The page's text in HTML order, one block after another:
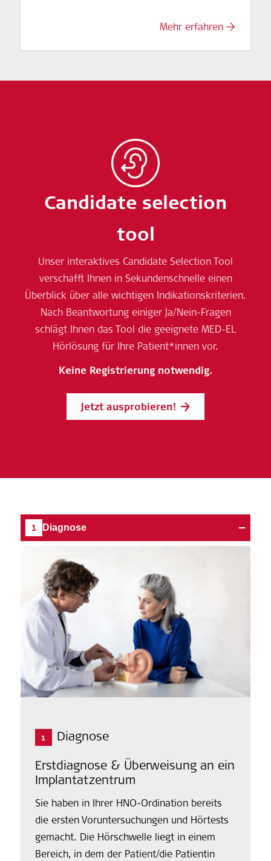
Mehr erfahren
Candidate selection
tool
Unser interaktives Candidate Selection Tool
verschafft Ihnen in Sekundenschnelle einen
Überblick über alle wichtigen Indikationskriterien.
Nach Beantwortung einiger Ja/Nein-Fragen
schlägt Ihnen das Tool die geeignete MED-EL
Hörlösung für Ihre Patient*innen vor.
Keine Registrierung notwendig.
Jetzt ausprobieren!
1 Diagnose −
1
Diagnose
Erstdiagnose & Überweisung an ein
Implantatzentrum
Sie haben in Ihrer HNO-Ordination bereits
die ersten Voruntersuchungen und Hörtests
gemacht. Die Hörschwelle liegt in einem
Bereich, in dem der Patient/die Patientin